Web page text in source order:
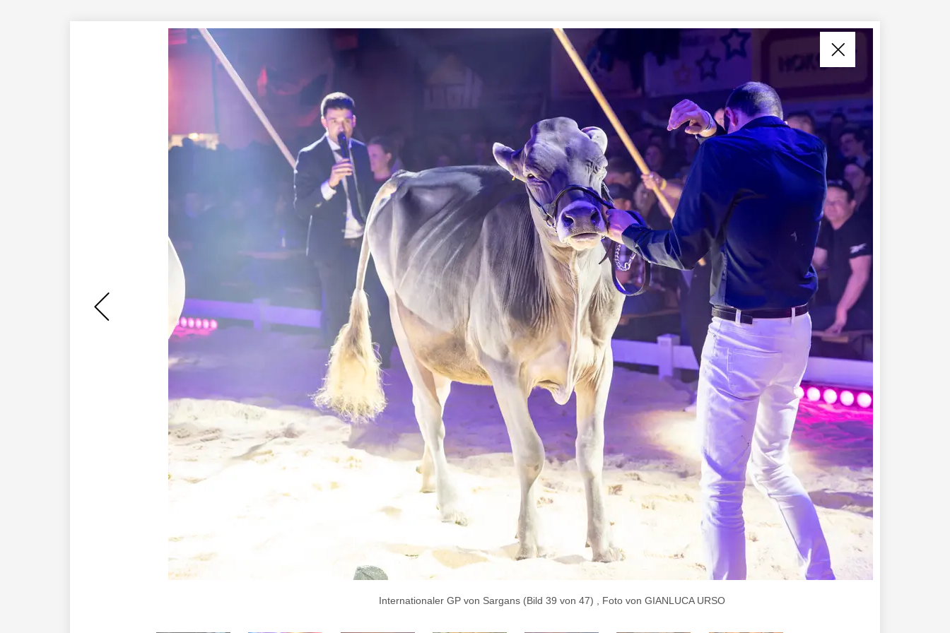
Internationaler GP von Sargans (Bild 39 von 47) , Foto von GIANLUCA URSO